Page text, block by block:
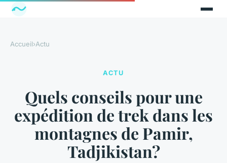
Accueil›Actu
ACTU
Quels conseils pour une
expédition de trek dans les
montagnes de Pamir,
Tadjikistan?